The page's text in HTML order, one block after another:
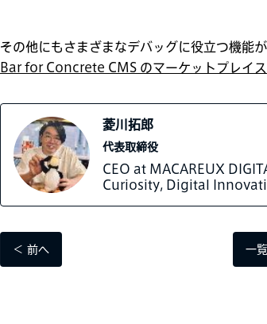
その他にもさまざまなデバッグに役立つ機能
Bar for Concrete CMS のマーケットプレイ
菱川拓郎
代表取締役
CEO at MACAREUX
Curiosity, Digital
＜ 前へ 一